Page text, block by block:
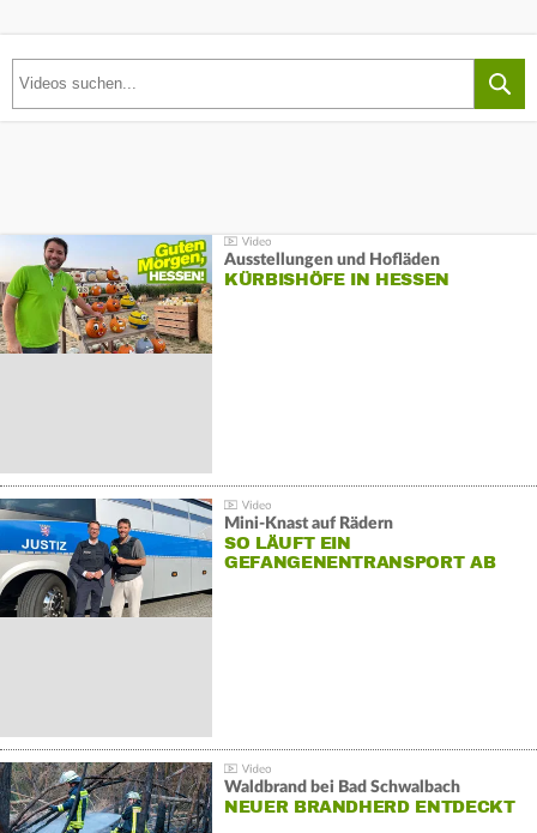
Ausstellungen und Hofläden
KÜRBISHÖFE IN HESSEN
Mini-Knast auf Rädern
SO LÄUFT EIN
GEFANGENENTRANSPORT AB
Waldbrand bei Bad Schwalbach
NEUER BRANDHERD ENTDECKT